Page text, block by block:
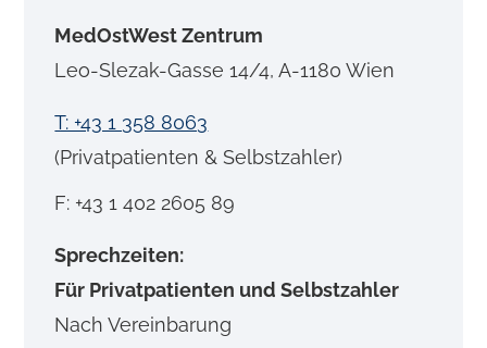
MedOstWest Zentrum
Leo-Slezak-Gasse 14/4, A-1180 Wien
T: +43 1 358 8063
(Privatpatienten & Selbstzahler)
F: +43 1 402 2605 89
Sprechzeiten:
Für Privatpatienten und Selbstzahler
Nach Vereinbarung